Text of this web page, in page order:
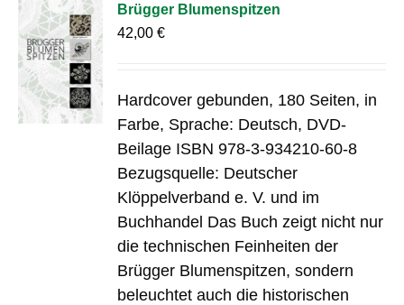
Brügger Blumenspitzen
42,00€
Hardcover gebunden, 180 Seiten, in
Farbe, Sprache: Deutsch, DVD-
Beilage ISBN 978-3-934210-60-8
Bezugsquelle: Deutscher
Klöppelverband e. V. und im
Buchhandel Das Buch zeigt nicht nur
die technischen Feinheiten der
Brügger Blumenspitzen, sondern
beleuchtet auch die historischen